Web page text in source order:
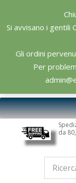
Si avvisano i gentili
Gli ordini
Per
content
Editoriale
Scientifica
Primary
Navigation
da